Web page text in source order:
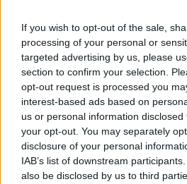
If you wish to opt-out of the sale,
processing of your personal or
targeted advertising by us, please
section to confirm your selection.
opt-out request is processed you
interest-based ads based on
us or personal information
your opt-out. You may separately
disclosure of your personal
IAB’s list of downstream
also be disclosed by us to third
ΟΦΗ: Η τρίτη φανέλα για τη νέα
που κουβαλά την ιστορία μας»
14:34
Χαμός με τον Μπρούκλιν Μπέκαμ
με θαλασσινό νερό (video)
14:26
Καλοκαίρι και αλλεργίες: Πότε
ποια συμπτώματα δεν πρέπει να